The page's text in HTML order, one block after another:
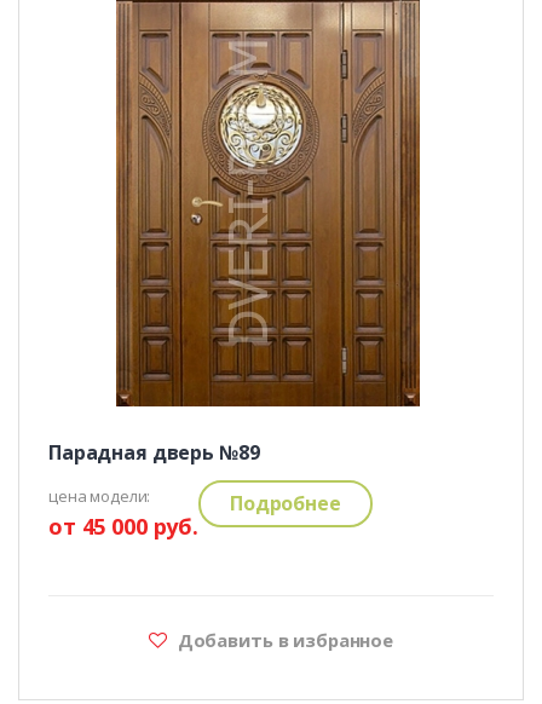
Парадная дверь №89
цена модели:
от 45 000 руб.
Подробнее
Добавить в избранное